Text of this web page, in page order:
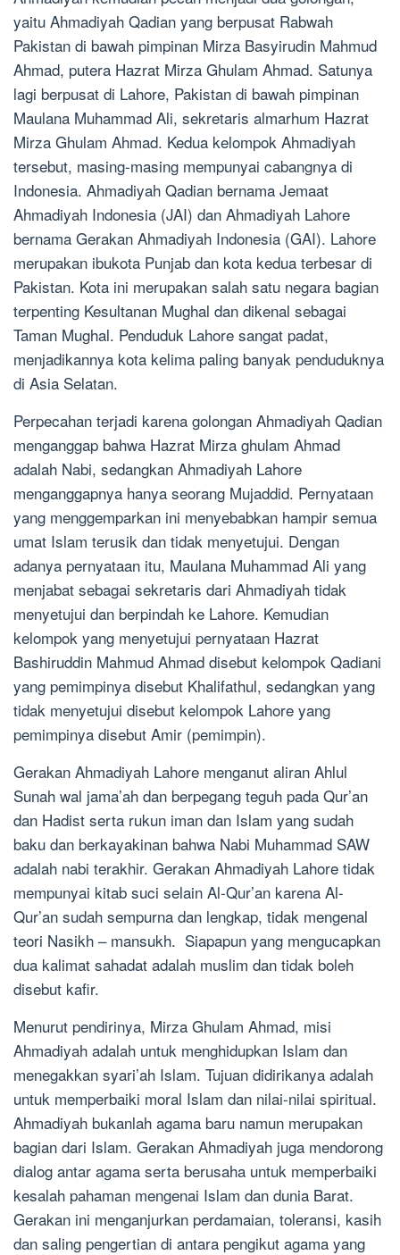
yaitu Ahmadiyah Qadian yang berpusat Rabwah
Pakistan di bawah pimpinan Mirza Basyirudin Mahmud
Ahmad, putera Hazrat Mirza Ghulam Ahmad. Satunya
lagi berpusat di Lahore, Pakistan di bawah pimpinan
Maulana Muhammad Ali, sekretaris almarhum Hazrat
Mirza Ghulam Ahmad. Kedua kelompok Ahmadiyah
tersebut, masing-masing mempunyai cabangnya di
Indonesia. Ahmadiyah Qadian bernama Jemaat
Ahmadiyah Indonesia (JAI) dan Ahmadiyah Lahore
bernama Gerakan Ahmadiyah Indonesia (GAI). Lahore
merupakan ibukota Punjab dan kota kedua terbesar di
Pakistan. Kota ini merupakan salah satu negara bagian
terpenting Kesultanan Mughal dan dikenal sebagai
Taman Mughal. Penduduk Lahore sangat padat,
menjadikannya kota kelima paling banyak penduduknya
di Asia Selatan.
Perpecahan terjadi karena golongan Ahmadiyah Qadian
menganggap bahwa Hazrat Mirza ghulam Ahmad
adalah Nabi, sedangkan Ahmadiyah Lahore
menganggapnya hanya seorang Mujaddid. Pernyataan
yang menggemparkan ini menyebabkan hampir semua
umat Islam terusik dan tidak menyetujui. Dengan
adanya pernyataan itu, Maulana Muhammad Ali yang
menjabat sebagai sekretaris dari Ahmadiyah tidak
menyetujui dan berpindah ke Lahore. Kemudian
kelompok yang menyetujui pernyataan Hazrat
Bashiruddin Mahmud Ahmad disebut kelompok Qadiani
yang pemimpinya disebut Khalifathul, sedangkan yang
tidak menyetujui disebut kelompok Lahore yang
pemimpinya disebut Amir (pemimpin).
Gerakan Ahmadiyah Lahore menganut aliran Ahlul
Sunah wal jama’ah dan berpegang teguh pada Qur’an
dan Hadist serta rukun iman dan Islam yang sudah
baku dan berkayakinan bahwa Nabi Muhammad SAW
adalah nabi terakhir. Gerakan Ahmadiyah Lahore tidak
mempunyai kitab suci selain Al-Qur’an karena Al-
Qur’an sudah sempurna dan lengkap, tidak mengenal
teori Nasikh – mansukh. Siapapun yang mengucapkan
dua kalimat sahadat adalah muslim dan tidak boleh
disebut kafir.
Menurut pendirinya, Mirza Ghulam Ahmad, misi
Ahmadiyah adalah untuk menghidupkan Islam dan
menegakkan syari’ah Islam. Tujuan didirikanya adalah
untuk memperbaiki moral Islam dan nilai-nilai spiritual.
Ahmadiyah bukanlah agama baru namun merupakan
bagian dari Islam. Gerakan Ahmadiyah juga mendorong
dialog antar agama serta berusaha untuk memperbaiki
kesalah pahaman mengenai Islam dan dunia Barat.
Gerakan ini menganjurkan perdamaian, toleransi, kasih
dan saling pengertian di antara pengikut agama yang